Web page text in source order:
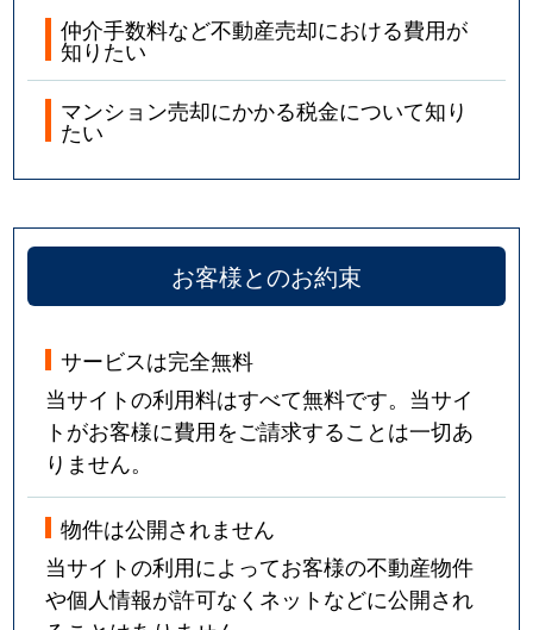
仲介手数料など不動産売却における費用が
知りたい
マンション売却にかかる税金について知り
たい
お客様とのお約束
サービスは完全無料
当サイトの利用料はすべて無料です。当サイ
トがお客様に費用をご請求することは一切あ
りません。
物件は公開されません
当サイトの利用によってお客様の不動産物件
や個人情報が許可なくネットなどに公開され